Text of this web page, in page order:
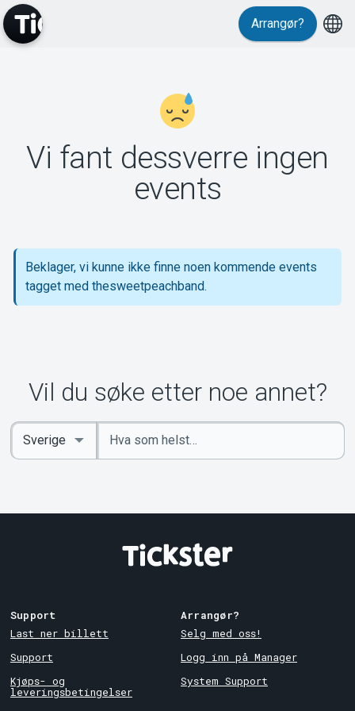
Support
Om Tickster
Arrangør?
Vi fant dessverre ingen
events
Beklager, vi kunne ikke finne noen kommende events
tagget med thesweetpeachband.
Vil du søke etter noe annet?
Angi
nøkkelord
Select
Country
Support
Last ner billett
Support
Kjøps- og
leveringsbetingelser
Arrangør?
Selg med oss!
Logg inn på Manager
System Support